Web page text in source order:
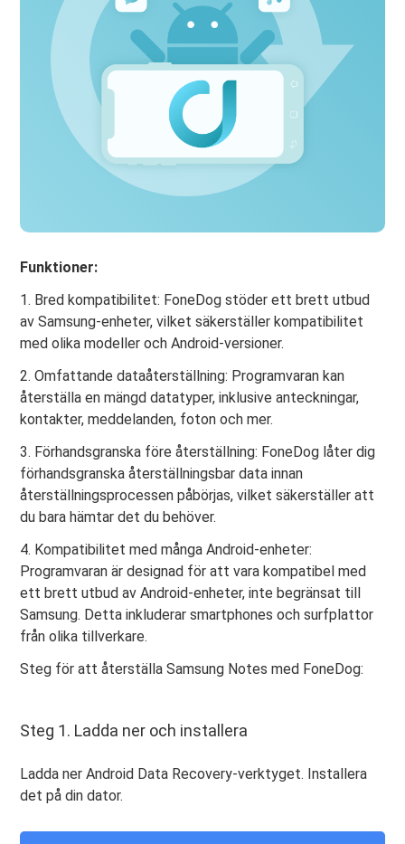
Funktioner:
1. Bred kompatibilitet: FoneDog stöder ett brett utbud
av Samsung-enheter, vilket säkerställer kompatibilitet
med olika modeller och Android-versioner.
2. Omfattande dataåterställning: Programvaran kan
återställa en mängd datatyper, inklusive anteckningar,
kontakter, meddelanden, foton och mer.
3. Förhandsgranska före återställning: FoneDog låter dig
förhandsgranska återställningsbar data innan
återställningsprocessen påbörjas, vilket säkerställer att
du bara hämtar det du behöver.
4. Kompatibilitet med många Android-enheter:
Programvaran är designad för att vara kompatibel med
ett brett utbud av Android-enheter, inte begränsat till
Samsung. Detta inkluderar smartphones och surfplattor
från olika tillverkare.
Steg för att återställa Samsung Notes med FoneDog:
Steg 1. Ladda ner och installera
Ladda ner Android Data Recovery-verktyget. Installera
det på din dator.